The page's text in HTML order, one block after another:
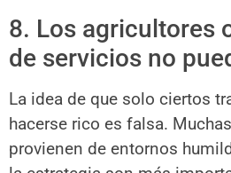
8. Los agricultores
de servicios no
La idea de que solo ciertos
hacerse rico es falsa.
provienen de entornos